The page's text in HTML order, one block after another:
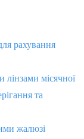
рахування
лінзами місячної
та
жалюзі